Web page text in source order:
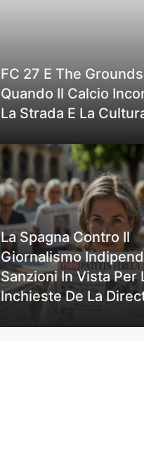
FC 27 E The
Quando Il Calcio
La Strada E La
La Spagna Contro Il
Giornalismo
Sanzioni In Vista Per
Inchieste De La